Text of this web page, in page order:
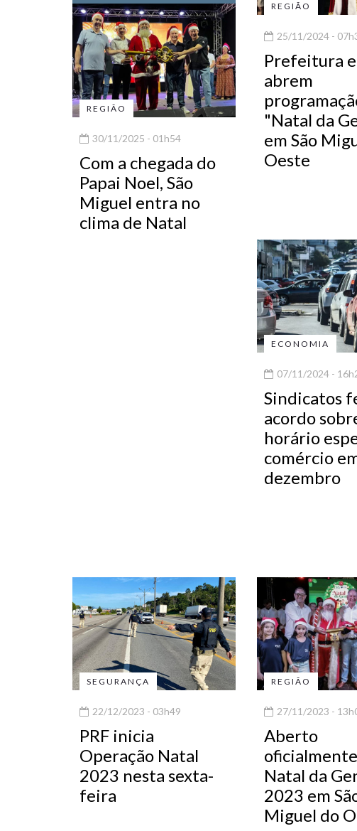
REGIÃO
30/11/2025 - 01h54
Com a chegada do
Papai Noel, São
Miguel entra no
clima de Natal
REGIÃO
25/11/2024 -
Prefeitura
abrem
"Natal da
em São
Oeste
ECONOMIA
07/11/2024 -
Sindicatos
acordo
horário
comércio
dezembro
SEGURANÇA
22/12/2023 - 03h49
PRF inicia
Operação Natal
2023 nesta sexta-
feira
REGIÃO
27/11/2023 -
Aberto
Natal da
2023 em
Miguel do